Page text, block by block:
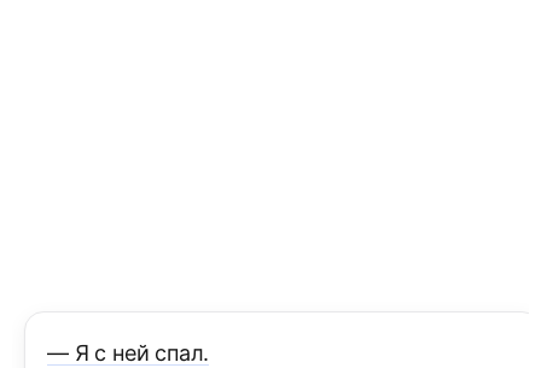
— Я с ней спал.